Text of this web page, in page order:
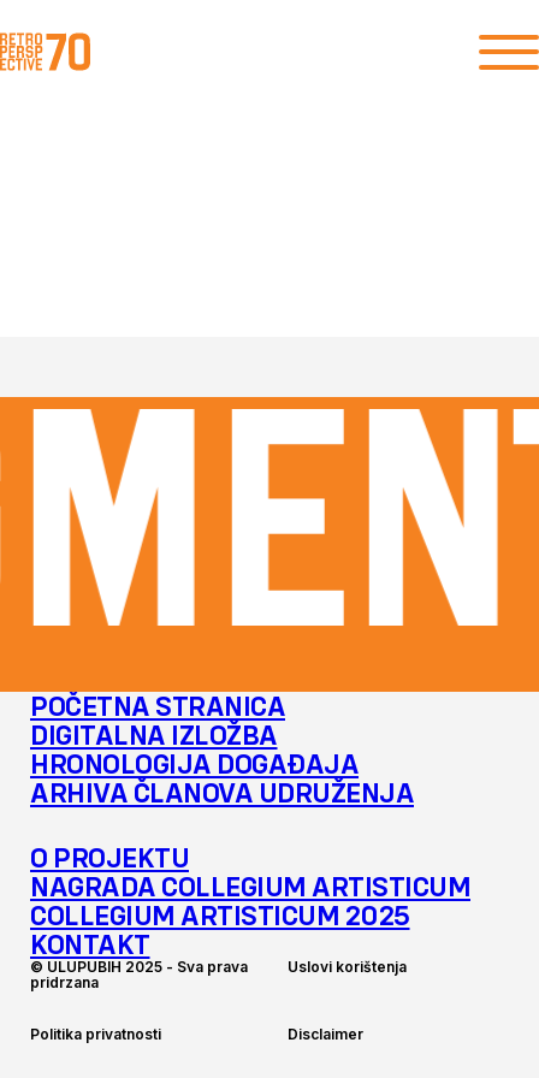
POČETNA STRANICA
DIGITALNA IZLOŽBA
HRONOLOGIJA DOGAĐAJA
ARHIVA ČLANOVA UDRUŽENJA
O PROJEKTU
NAGRADA COLLEGIUM ARTISTICUM
COLLEGIUM ARTISTICUM 2025
KONTAKT
© ULUPUBIH 2025 - Sva prava
pridrzana
Uslovi korištenja
Politika privatnosti Disclaimer